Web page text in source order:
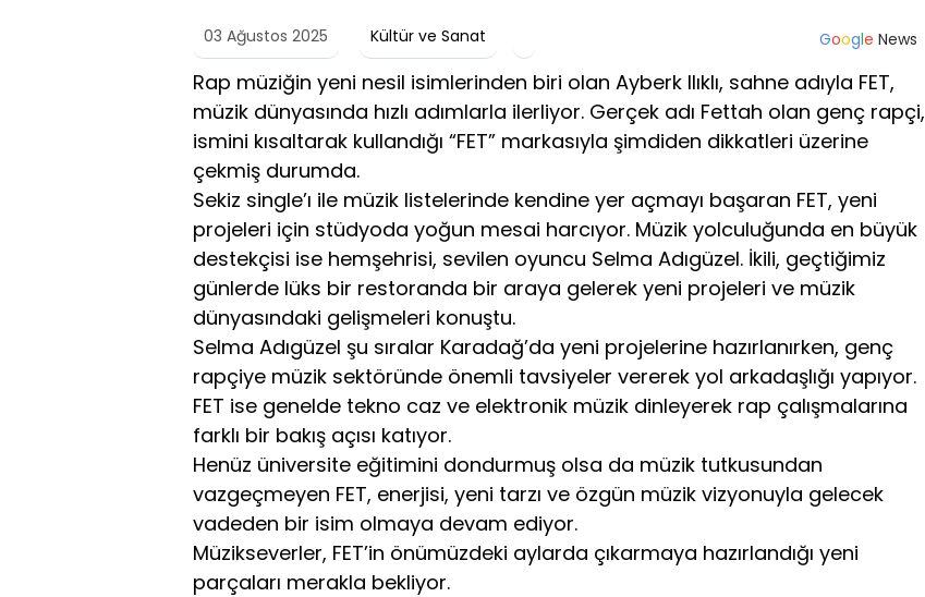
03 Ağustos 2025 Kültür ve Sanat Google News
Rap müziğin yeni nesil isimlerinden biri olan Ayberk Ilıklı, sahne adıyla FET,
müzik dünyasında hızlı adımlarla ilerliyor. Gerçek adı Fettah olan genç rapçi,
ismini kısaltarak kullandığı “FET” markasıyla şimdiden dikkatleri üzerine
çekmiş durumda.
Sekiz single’ı ile müzik listelerinde kendine yer açmayı başaran FET, yeni
projeleri için stüdyoda yoğun mesai harcıyor. Müzik yolculuğunda en büyük
destekçisi ise hemşehrisi, sevilen oyuncu Selma Adıgüzel. İkili, geçtiğimiz
günlerde lüks bir restoranda bir araya gelerek yeni projeleri ve müzik
dünyasındaki gelişmeleri konuştu.
Selma Adıgüzel şu sıralar Karadağ’da yeni projelerine hazırlanırken, genç
rapçiye müzik sektöründe önemli tavsiyeler vererek yol arkadaşlığı yapıyor.
FET ise genelde tekno caz ve elektronik müzik dinleyerek rap çalışmalarına
farklı bir bakış açısı katıyor.
Henüz üniversite eğitimini dondurmuş olsa da müzik tutkusundan
vazgeçmeyen FET, enerjisi, yeni tarzı ve özgün müzik vizyonuyla gelecek
vadeden bir isim olmaya devam ediyor.
Müzikseverler, FET’in önümüzdeki aylarda çıkarmaya hazırlandığı yeni
parçaları merakla bekliyor.